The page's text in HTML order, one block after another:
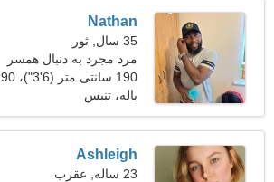
Nathan
35 سال, ثور
مرد مجرد به دنبال همسر
190 سانتی متر (6'3")، 90
کیلوگرم (198 پوند)
باله، تنیس
Ashleigh
23 ساله, عقرب